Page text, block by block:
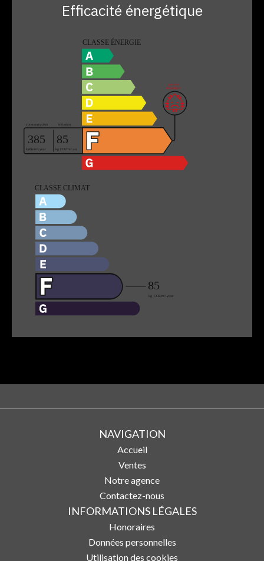
Efficacité énergétique
NAVIGATION
Accueil
Ventes
Notre agence
Contactez-nous
INFORMATIONS LÉGALES
Honoraires
Données personnelles
Utilisation des cookies